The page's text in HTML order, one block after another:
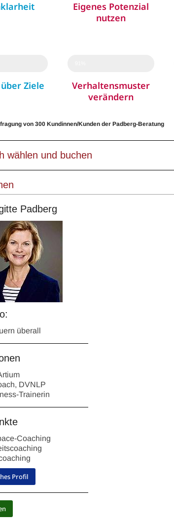
Eigenes Potenzial
nutzen
Ziele
Verhaltensmuster
verändern
von 300 Kundinnen/Kunden der Padberg-Beratung
wählen und buchen
Padberg
überall
DVNLP
Trainerin
Coaching
Profil